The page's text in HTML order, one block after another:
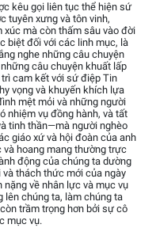
kêu gọi liên tục thể hiện sứ
tuyên xưng và tôn vinh,
xúc mà còn thấm sâu vào đời
biệt đối với các linh mục, là
nghe những câu chuyện
câu chuyện khuất lấp
cam kết với sứ điệp Tin
vọng và khuyến khích lựa
mệt mỏi và những người
nhiệm vụ đồng hành, và tất
tinh thần—mà người nghèo
giáo xứ và hội đoàn của anh
hoang mang thường trực
động của chúng ta dường
thách thức mới của ngày
nặng về nhân lực và mục vụ
lên chúng ta, làm chúng ta
trầm trọng hơn bởi sự cô
mục vụ.